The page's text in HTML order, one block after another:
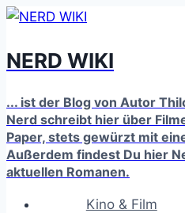
Zum
springen
NERD WIKI
... ist der Blog von Autor
Nerd schreibt hier über
Paper, stets gewürzt mit
Außerdem findest Du hier
aktuellen Romanen.
Kino & Film